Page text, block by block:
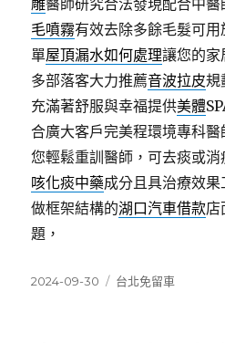
雕醫師研究合法發現配合中
毛噴霧有效去除多餘毛髮可
單屋頂漏水如何處理讓您的家
多部落客大力推薦音波拉皮規
充滿著舒服與幸福提供美體
合廣大客戶完美程環境專科醫
您輕鬆重訓醫師，可去痰或
咳化痰中藥成分且具治療效
做框架結構的湖口汽車借款店
題，
發
2024-09-30
分
台北免留車